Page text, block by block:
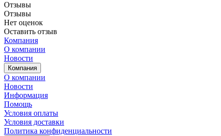
Отзывы
Отзывы
Нет оценок
Оставить отзыв
Компания
О компании
Новости
Компания
О компании
Новости
Информация
Помощь
Условия оплаты
Условия доставки
Политика конфиденциальности